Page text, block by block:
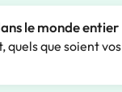
le monde entier
quels que soient vos